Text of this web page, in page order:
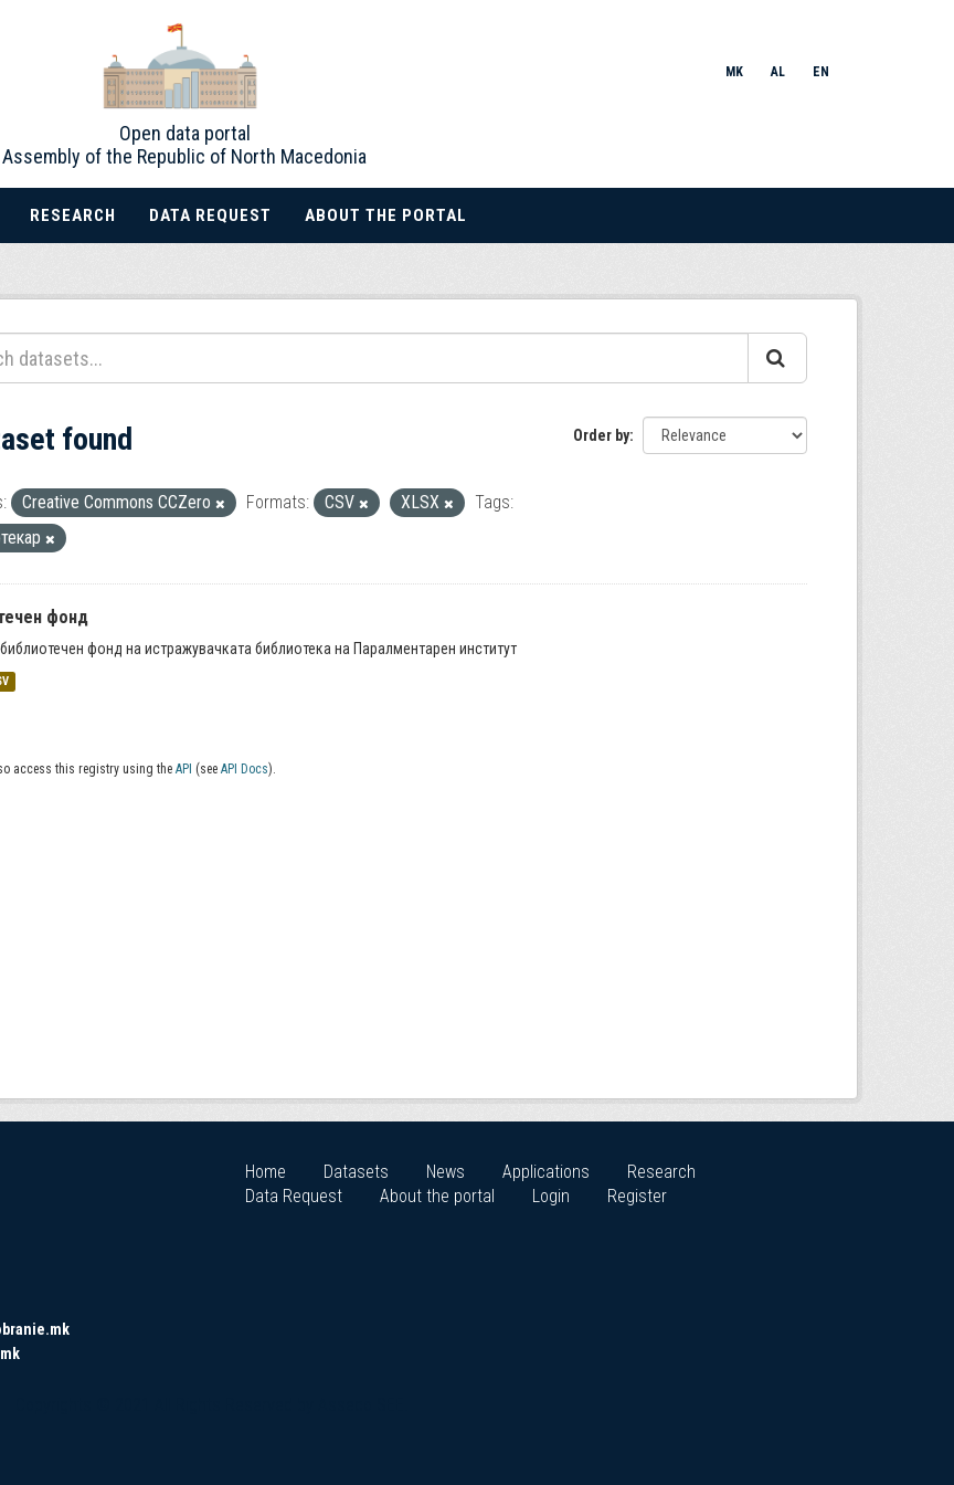
Open data portal
Assembly of the Republic of North Macedonia
MK AL EN
RESEARCH DATA REQUEST ABOUT THE PORTAL
Order by
found
Creative Commons CCZero Formats: CSV XLSX
Tags:
фонд
фонд на истражувачката библиотека на Паралментарен институт
access this registry using the API (see API Docs).
Home Datasets News Applications
Research
Data Request
About the portal Login Register